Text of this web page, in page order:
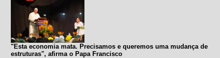
"Esta economia mata. Precisamos e queremos uma mudança de
estruturas", afirma o Papa Francisco